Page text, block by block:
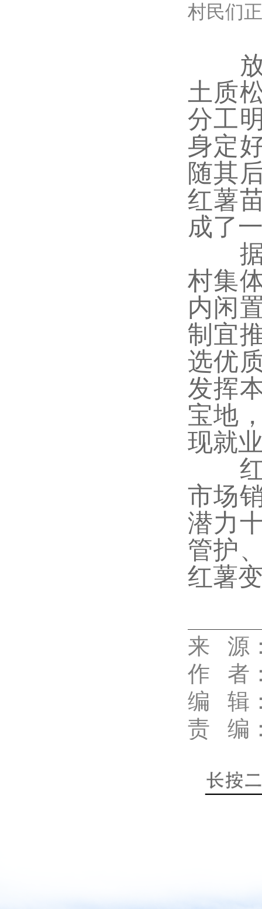
村民们
放
土质
分工
身定
随其
红薯
成了
据
村集
内闲
制宜
选优
发挥
宝地
现就
红
市场
潜力
管护
红薯
代佳兴
来 源
作 者
编 辑
责 编